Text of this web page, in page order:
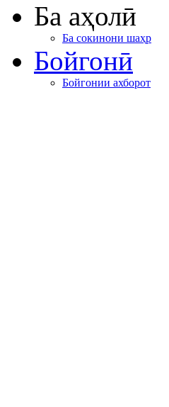
Ба аҳолӣ
Ба сокинони шаҳр
Бойгонӣ
Бойгонии ахборот